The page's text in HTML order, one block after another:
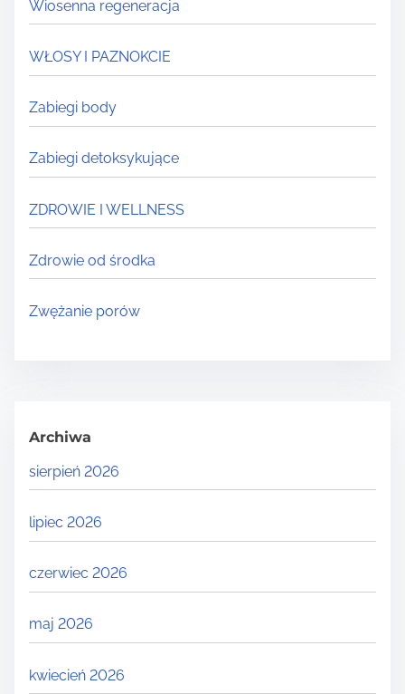
Wiosenna regeneracja
WŁOSY I PAZNOKCIE
Zabiegi body
Zabiegi detoksykujące
ZDROWIE I WELLNESS
Zdrowie od środka
Zwężanie porów
Archiwa
sierpień 2026
lipiec 2026
czerwiec 2026
maj 2026
kwiecień 2026